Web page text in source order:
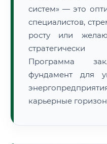
систем» — это
специалистов,
росту или
Программа
фундамент для
карьерные